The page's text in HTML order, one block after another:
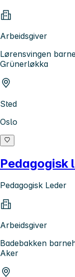
Arbeidsgiver
Lørensvingen
Grünerløkka
Sted
Oslo
Pedagogisk
Pedagogisk Leder
Arbeidsgiver
Badebakken
Aker